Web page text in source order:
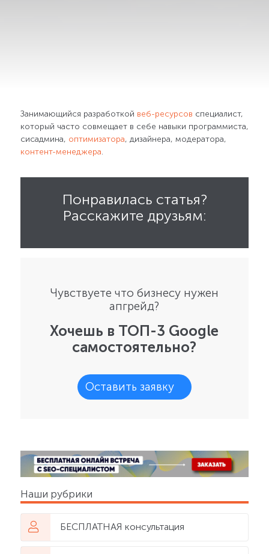
Занимающийся разработкой веб-ресурсов специалист,
который часто совмещает в себе навыки программиста,
сисадмина, оптимизатора, дизайнера, модератора,
контент-менеджера
Понравилась статья?
Расскажите друзьям:
Чувствуете что бизнесу нужен
апгрейд?
Хочешь в ТОП-3 Google
самостоятельно?
Оставить заявку
Наши рубрики
БЕСПЛАТНАЯ консультация